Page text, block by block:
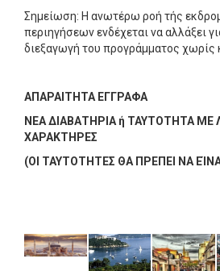
Σημείωση: Η ανωτέρω ροή τής
περιηγήσεων ενδέχεται να αλλάξει
διεξαγωγή του προγράμματος χωρίς
ΑΠΑΡΑΙΤΗΤΑ ΕΓΓΡΑΦΑ
ΝΕΑ ΔΙΑΒΑΤΗΡΙΑ ή ΤΑΥΤΟΤΗΤΑ ΜΕ
ΧΑΡΑΚΤΗΡΕΣ
(ΟΙ ΤΑΥΤΟΤΗΤΕΣ ΘΑ ΠΡΕΠΕΙ ΝΑ